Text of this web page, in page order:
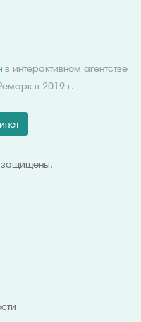
в интерактивном агентстве
в 2019 г.